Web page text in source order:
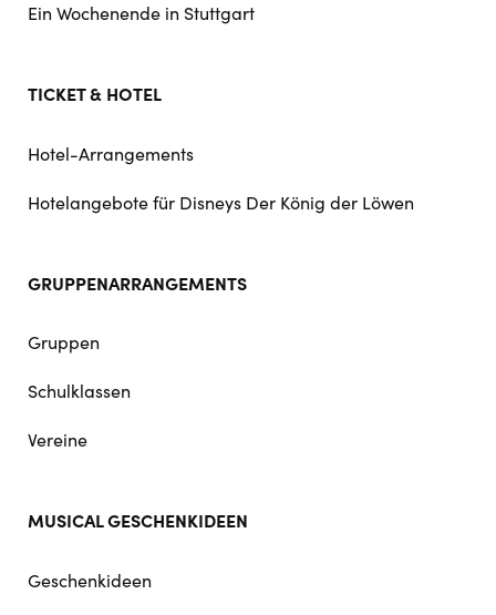
Ein Wochenende in Stuttgart
TICKET & HOTEL
Hotel-Arrangements
Hotelangebote für Disneys Der König der Löwen
GRUPPENARRANGEMENTS
Gruppen
Schulklassen
Vereine
MUSICAL GESCHENKIDEEN
Geschenkideen